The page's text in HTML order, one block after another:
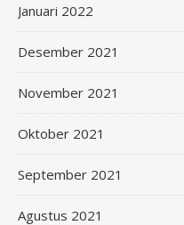
Januari 2022
Desember 2021
November 2021
Oktober 2021
September 2021
Agustus 2021